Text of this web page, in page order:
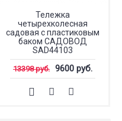
Тележка
четырехколесная
садовая с пластиковым
баком САДОВОД
SAD44103
13398 руб. 9600 руб.